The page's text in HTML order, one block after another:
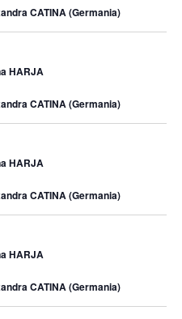
CATINA (Germania)
HARJA
CATINA (Germania)
HARJA
CATINA (Germania)
HARJA
CATINA (Germania)